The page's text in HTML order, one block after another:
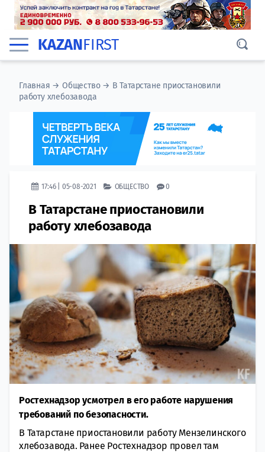
KAZANFIRST
Главная →Общество→ В Татарстане приостановили
работу хлебозавода
17:46 | 05-08-2021 ОБЩЕСТВО 0
В Татарстане приостановили
работу хлебозавода
Ростехнадзор усмотрел в его работе нарушения
требований по безопасности.
В Татарстане приостановили работу Мензелинского
хлебозавода. Ранее Ростехнадзор провел там